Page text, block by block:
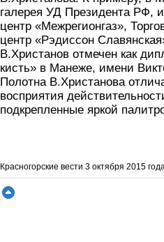
галерея УД Президента РФ,
центр «Межрегионгаз»,
центр «Рэдиссон
В.Христанов отмечен как
кисть» в Манеже, имени
Полотна В.Христанова
восприятия
подкрепленные яркой
Красногорские вести 3 октября 2015